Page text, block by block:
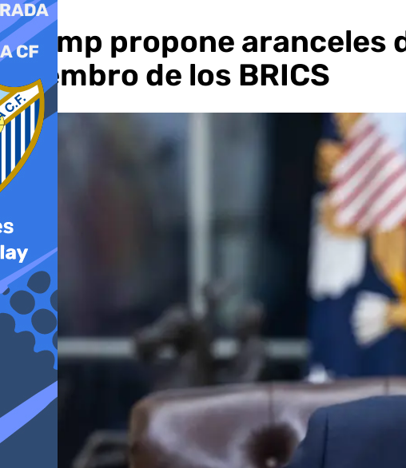
Trump propone aranceles
miembro de los BRICS